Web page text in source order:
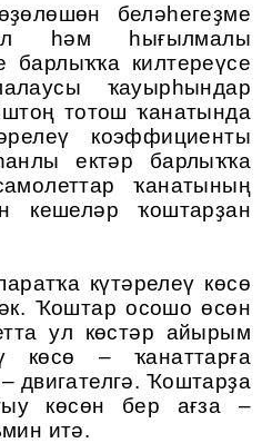
беләһегеҙме
һәм һығылмалы
барлыҡҡа килтереүсе
ҡауырһындар
тотош ҡанатында
коэффициенты
ектәр барлыҡҡа
ҡанатының
кешеләр ҡоштарҙан
күтәрелеү көсө
Ҡоштар осошо өсөн
ул көстәр айырым
көсө – ҡанаттарға
двигателгә. Ҡоштарҙа
көсөн бер ағза –
итә.